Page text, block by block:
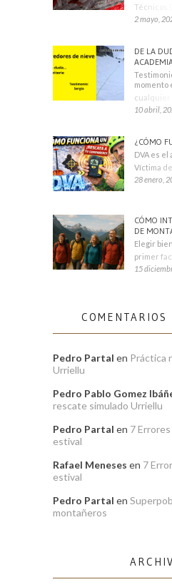
Técnicos
2 mayo,
DE LA
momento
cualquier
10 abril,
¿CÓMO
DVA es
Víctima
28 enero,
CÓMO
DE
Elegir
primer
15
COMENTARIOS
Pedro Partal en Práctica
Urriellu
Pedro Pablo Gomez
rescate simulado Urriellu
Pedro Partal en 7
estival
Rafael Meneses en 7
estival
Pedro Partal en
montañeros